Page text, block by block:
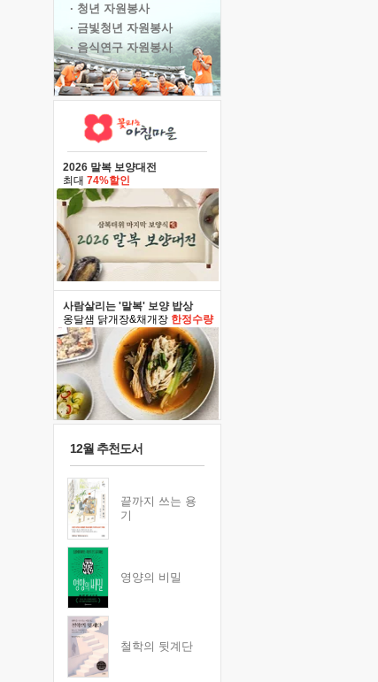
· 청년 자원봉사
· 금빛청년 자원봉사
· 음식연구 자원봉사
2026 말복 보양대전
최대 74%할인
사람살리는 '말복' 보양 밥상
옹달샘 닭개장&채개장 한정수량
12월 추천도서
끝까지 쓰는 용
기
영양의 비밀
철학의 뒷계단